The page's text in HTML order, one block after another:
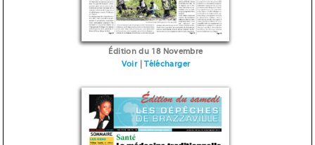
Édition du 18 Novembre
Voir|Télécharger